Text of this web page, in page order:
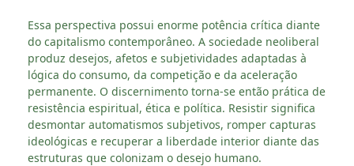
Essa perspectiva possui enorme potência crítica diante
do capitalismo contemporâneo. A sociedade neoliberal
produz desejos, afetos e subjetividades adaptadas à
lógica do consumo, da competição e da aceleração
permanente. O discernimento torna-se então prática de
resistência espiritual, ética e política. Resistir significa
desmontar automatismos subjetivos, romper capturas
ideológicas e recuperar a liberdade interior diante das
estruturas que colonizam o desejo humano.